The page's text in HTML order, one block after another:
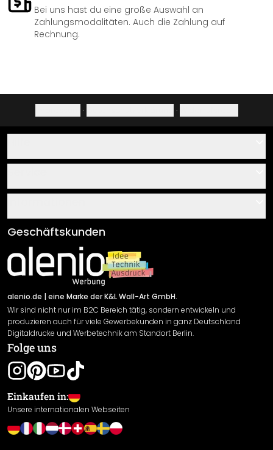
Bei uns hast du eine große Auswahl an
Zahlungsmodalitäten. Auch die Zahlung auf
Rechnung.
· ·
Über uns
Klebe- und Montageanleitungen
Newsletter An-/Abmeldung
Sendungsverfolgung
AGB
Impressum
Versand & Zahlung
Rücksendung
Widerrufsrecht
Datenschutzerklärung
Gewährleistung
Leistungserklärung / CE-Zeichen
Cookie Einstellungen
Geschäftskunden
alenio.de | eine Marke der K&L Wall-Art GmbH.
Wir sind nicht nur im B2C Bereich tätig, sondern entwickeln und
produzieren auch für viele Gewerbekunden in ganz Deutschland
Digitaldrucke und Werbetechnik am Standort Berlin.
Folge uns
Einkaufen in:
Unsere internationalen Webseiten